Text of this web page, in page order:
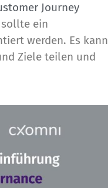
Journey
ein
werden. Es kann
Ziele teilen und